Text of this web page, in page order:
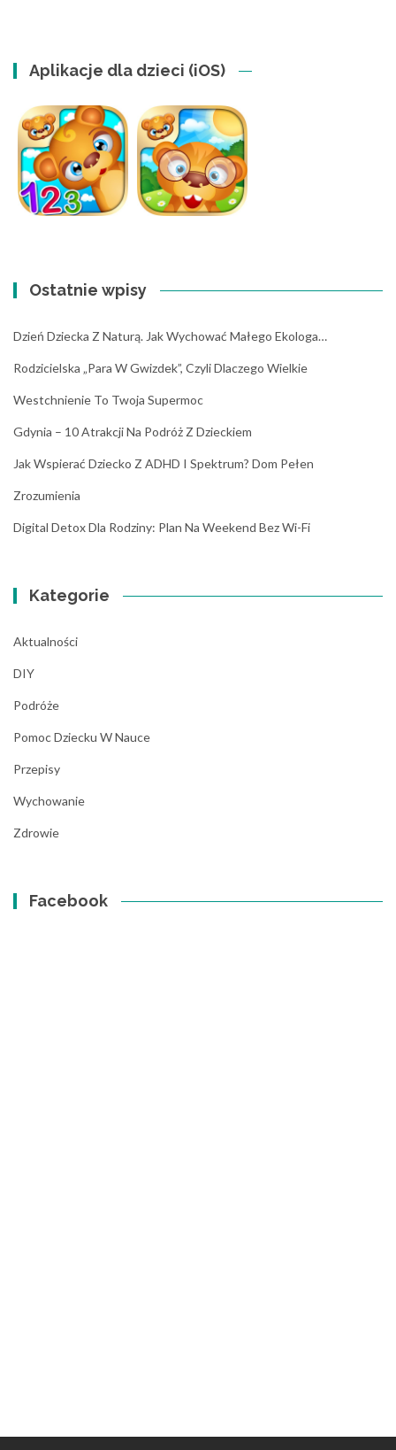
Aplikacje dla dzieci (iOS)
Ostatnie wpisy
Dzień Dziecka Z Naturą. Jak Wychować Małego Ekologa…
Rodzicielska „para W Gwizdek”, Czyli Dlaczego Wielkie
Westchnienie To Twoja Supermoc
Gdynia – 10 Atrakcji Na Podróż Z Dzieckiem
Jak Wspierać Dziecko Z ADHD I Spektrum? Dom Pełen
Zrozumienia
Digital Detox Dla Rodziny: Plan Na Weekend Bez Wi-Fi
Kategorie
Aktualności
DIY
Podróże
Pomoc Dziecku W Nauce
Przepisy
Wychowanie
Zdrowie
Facebook